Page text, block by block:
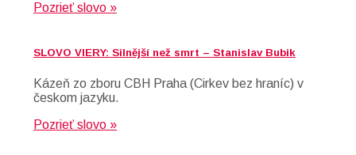
Pozrieť slovo »
SLOVO VIERY: Silnější než smrt – Stanislav Bubik
Kázeň zo zboru CBH Praha (Cirkev bez hraníc) v
českom jazyku.
Pozrieť slovo »